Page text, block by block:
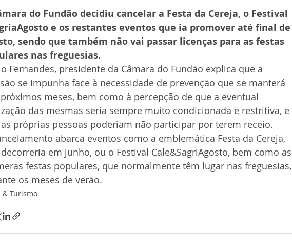
do Fundão decidiu cancelar a Festa da Cereja, o Festival
e os restantes eventos que ia promover até final de
sendo que também não vai passar licenças para as festas
nas freguesias.
Fernandes, presidente da Câmara do Fundão explica que a
se impunha face à necessidade de prevenção que se manterá
meses, bem como à percepção de que a eventual
das mesmas seria sempre muito condicionada e restritiva, e
próprias pessoas poderiam não participar por terem receio.
abarca eventos como a emblemática Festa da Cereja,
em junho, ou o Festival Cale&SagriAgosto, bem como as
festas populares, que normalmente têm lugar nas freguesias,
os meses de verão.
& Turismo